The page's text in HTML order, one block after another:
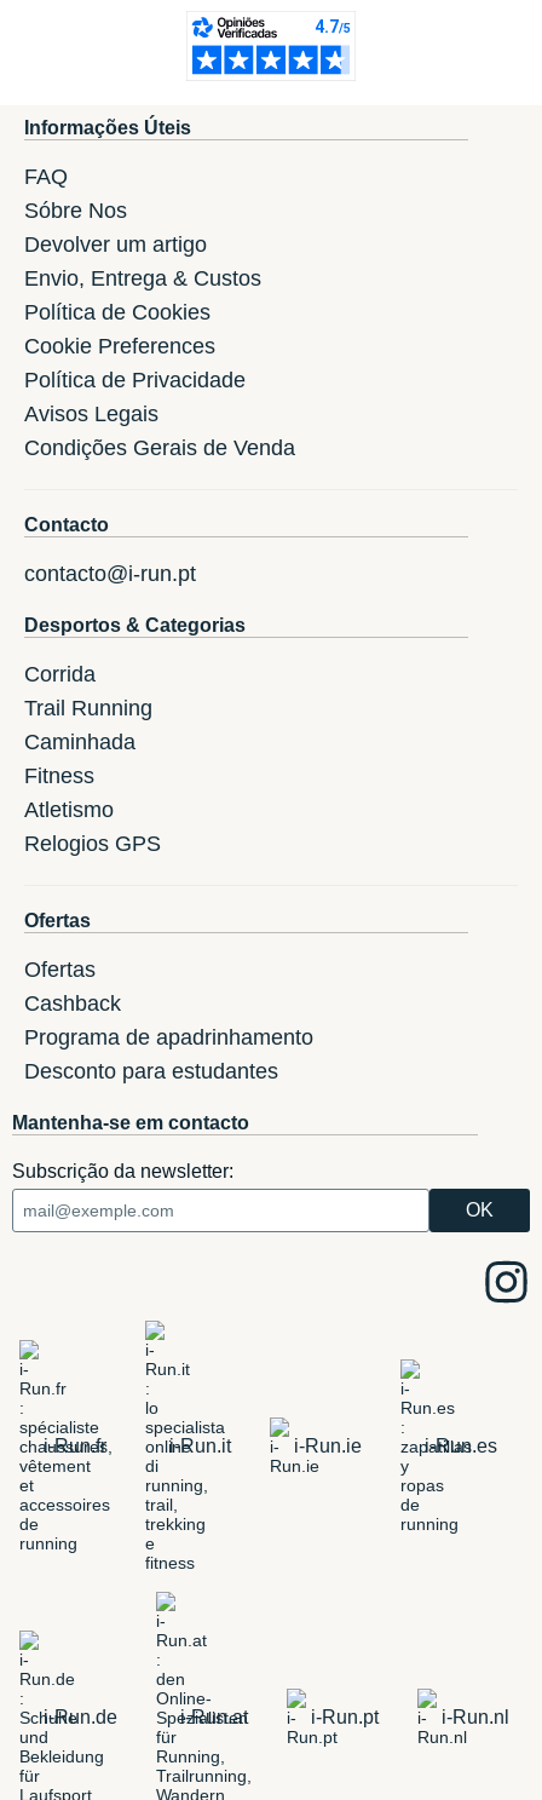
Informações Úteis
FAQ
Sóbre Nos
Devolver um artigo
Envio, Entrega & Custos
Política de Cookies
Cookie Preferences
Política de Privacidade
Avisos Legais
Condições Gerais de Venda
Contacto
contacto@i-run.pt
Desportos & Categorias
Corrida
Trail Running
Caminhada
Fitness
Atletismo
Relogios GPS
Ofertas
Ofertas
Cashback
Programa de apadrinhamento
Desconto para estudantes
Mantenha-se em contacto
Subscrição da newsletter:
i-Run.fr i-Run.it i-Run.ie i-Run.es
i-Run.de i-Run.at i-Run.pt i-Run.nl